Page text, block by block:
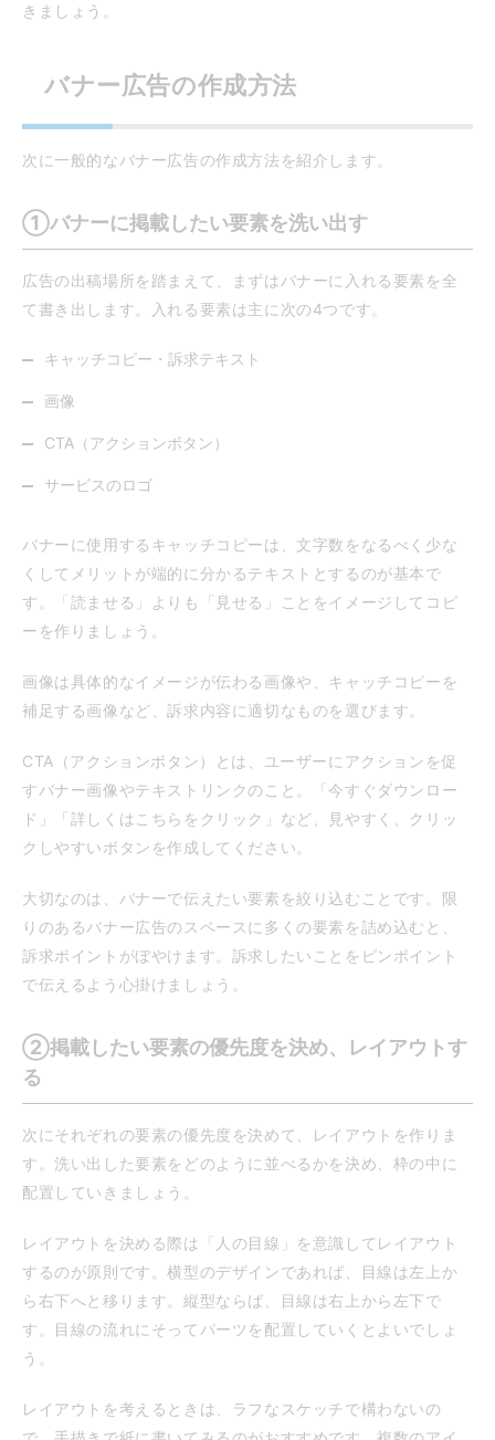
きましょう。
バナー広告の作成方法
次に一般的なバナー広告の作成方法を紹介します。
①バナーに掲載したい要素を洗い出す
広告の出稿場所を踏まえて、まずはバナーに入れる要素を全
て書き出します。入れる要素は主に次の4つです。
キャッチコピー・訴求テキスト
画像
CTA（アクションボタン）
サービスのロゴ
バナーに使用するキャッチコピーは、文字数をなるべく少な
くしてメリットが端的に分かるテキストとするのが基本で
す。「読ませる」よりも「見せる」ことをイメージしてコピ
ーを作りましょう。
画像は具体的なイメージが伝わる画像や、キャッチコピーを
補足する画像など、訴求内容に適切なものを選びます。
CTA（アクションボタン）とは、ユーザーにアクションを促
すバナー画像やテキストリンクのこと。「今すぐダウンロー
ド」「詳しくはこちらをクリック」など、見やすく、クリッ
クしやすいボタンを作成してください。
大切なのは、バナーで伝えたい要素を絞り込むことです。限
りのあるバナー広告のスペースに多くの要素を詰め込むと、
訴求ポイントがぼやけます。訴求したいことをピンポイント
で伝えるよう心掛けましょう。
②掲載したい要素の優先度を決め、レイアウトす
る
次にそれぞれの要素の優先度を決めて、レイアウトを作りま
す。洗い出した要素をどのように並べるかを決め、枠の中に
配置していきましょう。
レイアウトを決める際は「人の目線」を意識してレイアウト
するのが原則です。横型のデザインであれば、目線は左上か
ら右下へと移ります。縦型ならば、目線は右上から左下で
す。目線の流れにそってパーツを配置していくとよいでしょ
う。
レイアウトを考えるときは、ラフなスケッチで構わないの